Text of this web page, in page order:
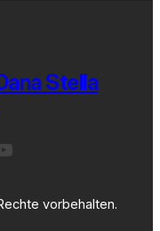
Stella
vorbehalten.